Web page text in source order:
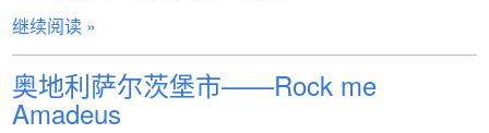
继续阅读 »
奥地利萨尔茨堡市——Rock me
Amadeus